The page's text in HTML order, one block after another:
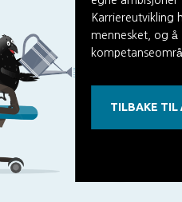
Karriereutvikling
mennesket, og å
TILBAKE TIL